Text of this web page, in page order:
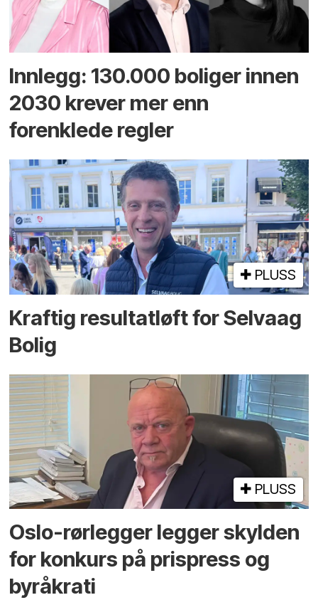
Innlegg: 130.000 boliger innen
2030 krever mer enn
forenklede regler
PLUSS
Kraftig resultatløft for Selvaag
Bolig
PLUSS
Oslo-rørlegger legger skylden
for konkurs på prispress og
byråkrati